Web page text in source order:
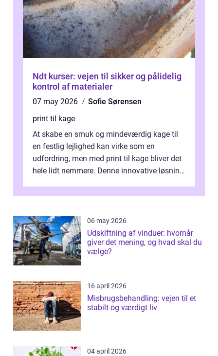
Ndt kurser: vejen til sikker og pålidelig
kontrol af materialer
07 may 2026
Sofie Sørensen
print til kage
At skabe en smuk og mindeværdig kage til
en festlig lejlighed kan virke som en
udfordring, men med print til kage bliver det
hele lidt nemmere. Denne innovative løsning
06 may 2026
Udskiftning af vinduer: hvornår
giver det mening, og hvad skal du
vælge?
16 april 2026
Misbrugsbehandling: vejen til et
stabilt og værdigt liv
04 april 2026